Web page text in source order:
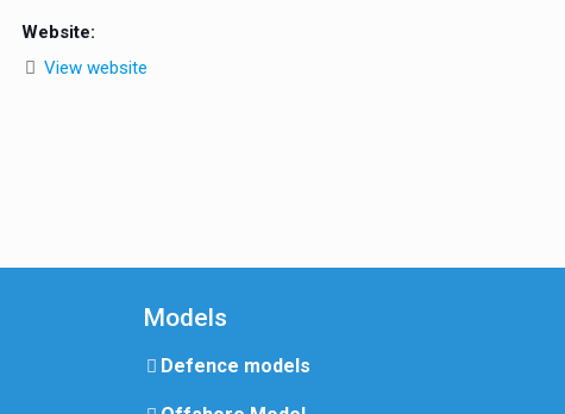
Website:
View website
Models
Defence models